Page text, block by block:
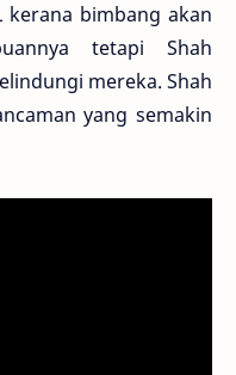
bimbang akan
tetapi Shah
mereka. Shah
yang semakin